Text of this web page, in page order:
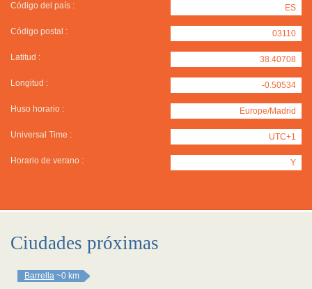
Código del país : ES
Código postal : 03110
Latitud : 38.40708
Longitud : -0.50534
Huso horario : Europe/Madrid
Universal Time : UTC+1
Horario de verano : Y
Ciudades próximas
Barrella ~0 km